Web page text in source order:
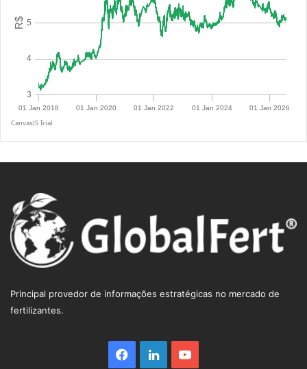
Principal provedor de informações estratégicas no mercado de
fertilizantes.
Facebook
LinkedinYouTube